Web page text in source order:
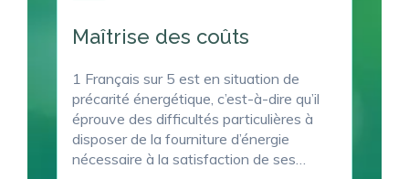
Maîtrise des coûts
1 Français sur 5 est en situation de
précarité énergétique, c’est-à-dire qu’il
éprouve des difficultés particulières à
disposer de la fourniture d’énergie
nécessaire à la satisfaction de ses